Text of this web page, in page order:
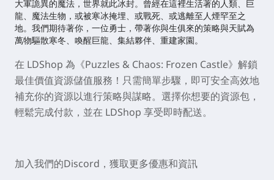
大軍詭異的魔法，世界就此冰封。 曾經在這裡生活著的人類、巨
龍、魔法生物，或被寒冰掩埋、或戰死、或逃離至人煙罕至之
地。 我們期待著你，一位勇士，帶著你與生俱來的策略與天賦為
萬物驅散寒冬、喚醒巨龍、集結夥伴、重建家園。
在 LDShop 為《Puzzles & Chaos: Frozen Castle》解鎖
最佳價值資源儲值服務！只需簡單步驟，即可安全高效地
補充你的資源以進行策略與謀略。選擇你想要的資源包，
輕鬆完成付款，並在 LDShop 享受即時配送。
加入我們的Discord，獲取更多優惠和資訊